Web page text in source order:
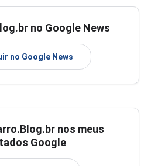
no Google News
no Google News
nos meus
Google